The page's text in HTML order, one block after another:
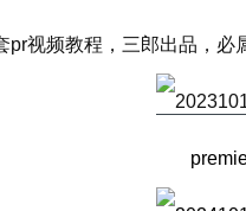
pr视频教程，三郎出品，必